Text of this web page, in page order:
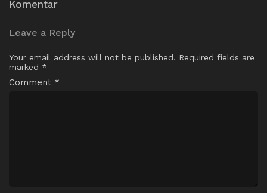
Komentar
Leave a Reply
Your email address will not be published. Required fields are
marked *
Comment *